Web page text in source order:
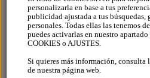
Categorias
personalizarla en base a tus
publicidad ajustada a tus búsquedas,
personales. Todas ellas las tenemos
puedes activarlas en nuestro
COOKIES o AJUSTES.
Si quieres más información, consulta
de nuestra página web.